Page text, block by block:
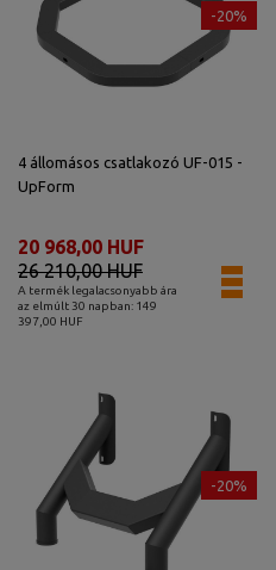
-20%
4 állomásos csatlakozó UF-015 -
UpForm
A termék legalacsonyabb ára
az elmúlt 30 napban: 149
397,00 HUF
26 210,00 HUF
20 968,00 HUF
-20%